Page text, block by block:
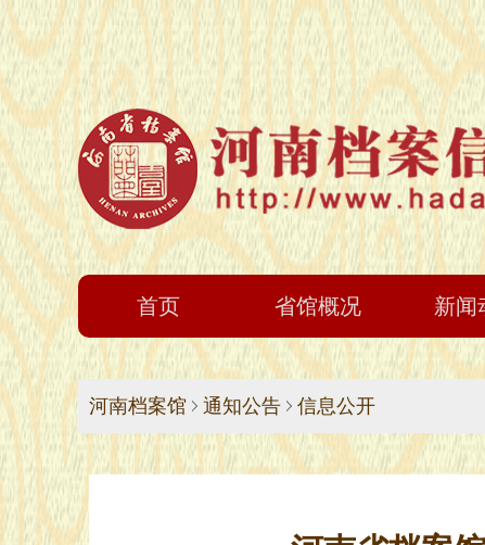
首页 省馆概况 新闻
河南档案馆 通知公告 信息公开